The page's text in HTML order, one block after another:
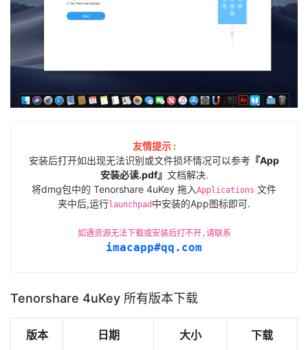
友情提示 :
安装后打开如出现无法识别或文件损坏情况可以参考 『App
安装必读.pdf』 文档解决.
将dmg包中的 Tenorshare 4uKey 拖入Applications 文件
夹中后,运行launchpad 中安装的App图标即可.
如遇资源无法下载或安装后打不开,请联系
imacapp#qq.com
Tenorshare 4uKey 所有版本下载
版本 日期 大小 下载